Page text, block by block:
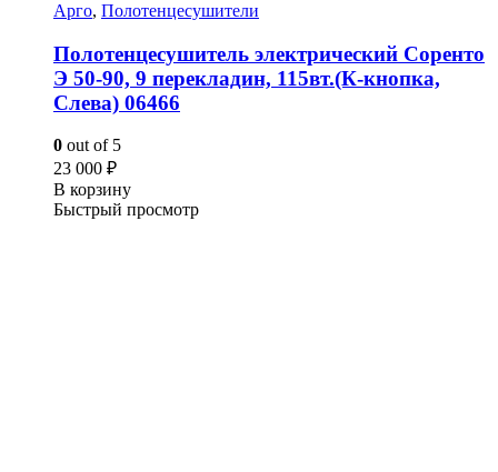
Арго, Полотенцесушители
Полотенцесушитель электрический Соренто
Э 50-90, 9 перекладин, 115вт.(К-кнопка,
Слева) 06466
0 out of 5
23 000 ₽
В корзину
Быстрый просмотр